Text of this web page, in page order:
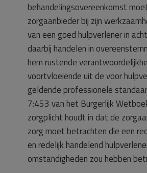
behandelingsovereenkomst
zorgaanbieder bij zijn
van een goed hulpverlener in
daarbij handelen in
hem rustende
voortvloeiende uit de voor
geldende professionele
7:453 van het Burgerlijk
zorgplicht houdt in dat de
zorg moet betrachten die een
en redelijk handelend
omstandigheden zou hebben